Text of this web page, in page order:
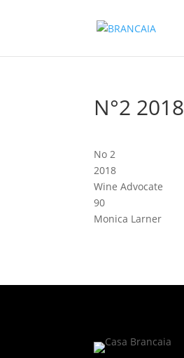
N°2 2018
No 2
2018
Wine Advocate
90
Monica Larner